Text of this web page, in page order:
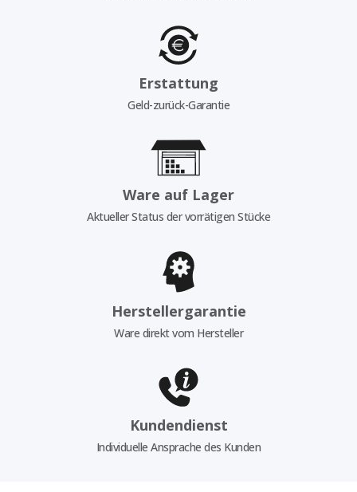
Erstattung
Geld-zurück-Garantie
Ware auf Lager
Aktueller Status der vorrätigen Stücke
Herstellergarantie
Ware direkt vom Hersteller
Kundendienst
Individuelle Ansprache des Kunden